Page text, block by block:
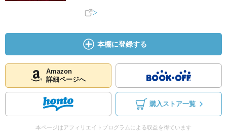
本棚に登録する
Amazon
詳細ページへ
購入ストア一覧
本ページはアフィリエイトプログラムによる収益を得ています